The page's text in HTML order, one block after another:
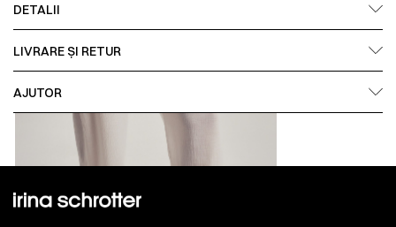
DETALII
LIVRARE ȘI RETUR
AJUTOR